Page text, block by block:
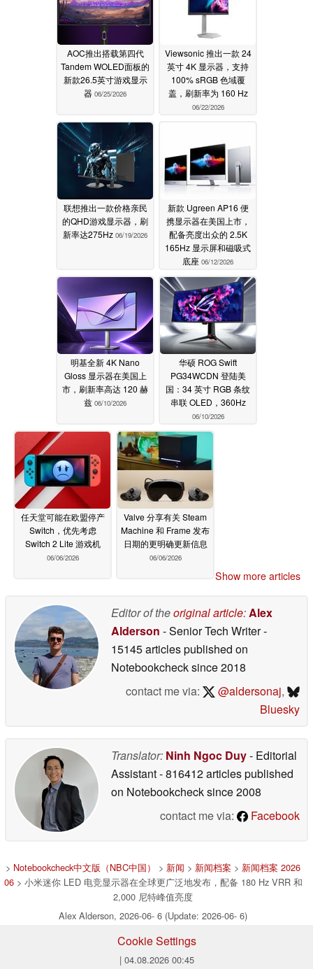
AOC推出搭载第四代
Tandem WOLED面板的
新款26.5英寸游戏显示
器 06/25/2026
Viewsonic 推出一款 24
英寸 4K 显示器，支持
100% sRGB 色域覆
盖，刷新率为 160 Hz
06/22/2026
联想推出一款价格亲民
的QHD游戏显示器，刷
新率达275Hz 06/19/2026
新款 Ugreen AP16 便
携显示器在美国上市，
配备亮度出众的 2.5K
165Hz 显示屏和磁吸式
底座 06/12/2026
明基全新 4K Nano
Gloss 显示器在美国上
市，刷新率高达 120 赫
兹 06/10/2026
华硕 ROG Swift
PG34WCDN 登陆美
国：34 英寸 RGB 条纹
串联 OLED，360Hz
06/10/2026
任天堂可能在欧盟停产
Switch，优先考虑
Switch 2 Lite 游戏机
06/06/2026
Valve 分享有关 Steam
Machine 和 Frame 发布
日期的更明确更新信息
06/06/2026
Show more articles
Editor of theoriginal article:Alex
Alderson - Senior Tech Writer-
15145 articles published on
Notebookchecksince 2018
contact me via:
@aldersonaj,
Bluesky
Translator: Ninh Ngoc Duy- Editorial
Assistant- 816412 articles published
on Notebookchecksince 2008
contact me via:
Facebook
> Notebookcheck中文版（NBC中国） > 新闻 > 新闻档案 > 新闻档案 2026
06> 小米迷你 LED 电竞显示器在全球更广泛地发布，配备 180 Hz VRR 和
2,000 尼特峰值亮度
Alex Alderson, 2026-06- 6 (Update: 2026-06- 6)
Cookie Settings
| 04.08.2026 00:45